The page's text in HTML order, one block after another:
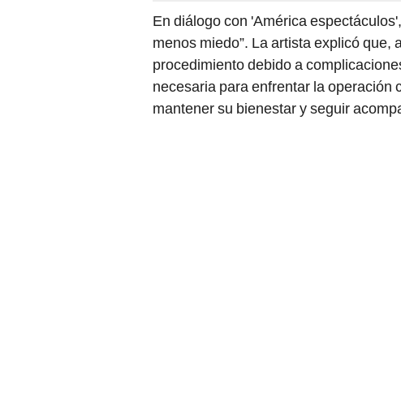
En diálogo con 'América
menos miedo”. La artista explicó
procedimiento debido a
necesaria para enfrentar la operación
mantener su bienestar y seguir